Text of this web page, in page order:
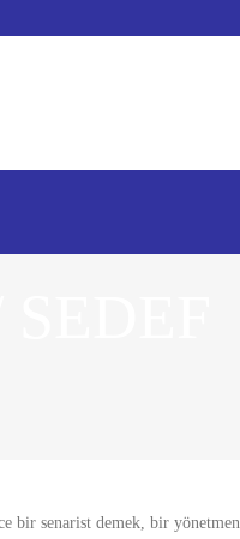
bir senarist demek, bir yönetmen